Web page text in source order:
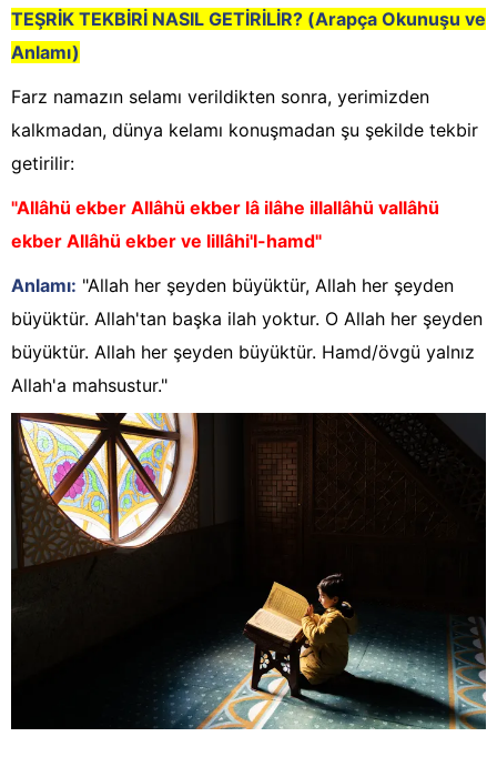
TEŞRİK TEKBİRİ NASIL GETİRİLİR? (Arapça Okunuşu ve
Anlamı)
Farz namazın selamı verildikten sonra, yerimizden
kalkmadan, dünya kelamı konuşmadan şu şekilde tekbir
getirilir:
"Allâhü ekber Allâhü ekber lâ ilâhe illallâhü vallâhü
ekber Allâhü ekber ve lillâhi'l-hamd"
Anlamı: "Allah her şeyden büyüktür, Allah her şeyden
büyüktür. Allah'tan başka ilah yoktur. O Allah her şeyden
büyüktür. Allah her şeyden büyüktür. Hamd/övgü yalnız
Allah'a mahsustur."